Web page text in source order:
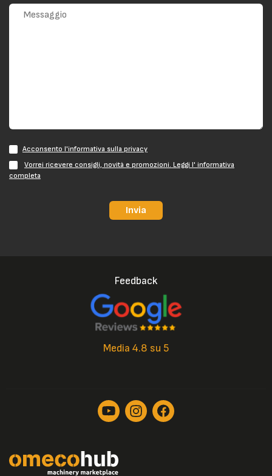
Acconsento l'informativa sulla privacy
Vorrei ricevere consigli, novità e promozioni. Leggi l' informativa
completa
Invia
Feedback
Media 4.8 su 5